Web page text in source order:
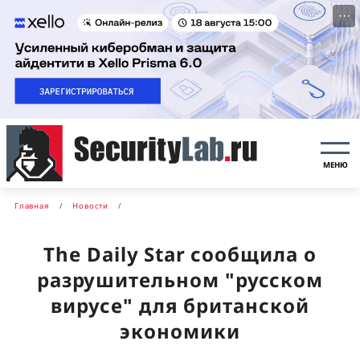
···
МЕНЮ
Главная Новости
The Daily Star сообщила о
разрушительном "русском
вирусе" для британской
экономики